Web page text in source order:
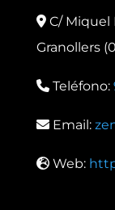
C/ Miquel
Granollers
Teléfono:
Email:
Web: